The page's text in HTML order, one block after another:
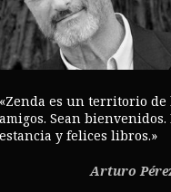
es un territorio
Sean bienvenidos.
y felices libros.»
Arturo